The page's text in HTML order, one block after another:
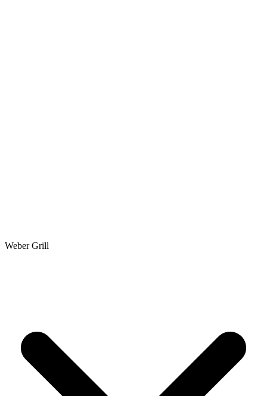
Weber Grill